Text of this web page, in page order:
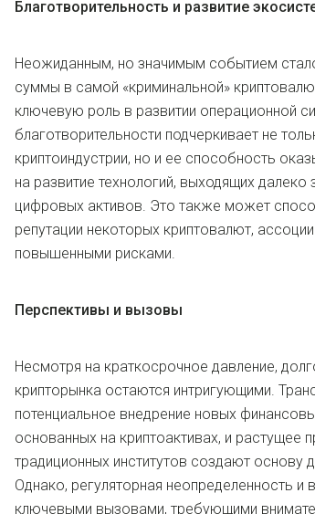
Благотворительность и развитие
Неожиданным, но значимым событием
суммы в самой «криминальной»
ключевую роль в развитии операционной
благотворительности подчеркивает не
криптоиндустрии, но и ее способность
на развитие технологий, выходящих
цифровых активов. Это также может
репутации некоторых криптовалют,
повышенными рисками.
Перспективы и вызовы
Несмотря на краткосрочное давление,
крипторынка остаются интригующими.
потенциальное внедрение новых
основанных на криптоактивах, и растущее
традиционных институтов создают основу
Однако, регуляторная неопределенность и
ключевыми вызовами, требующими